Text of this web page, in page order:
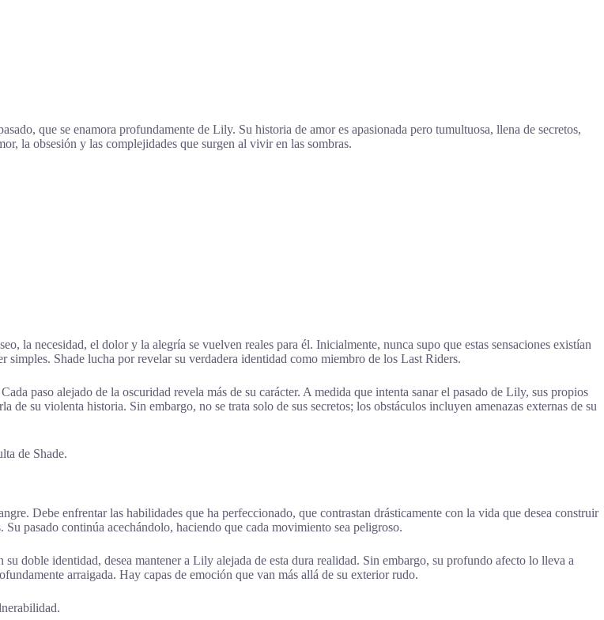
que se enamora profundamente de Lily. Su historia de amor es apasionada pero tumultuosa, llena de secretos,
la obsesión y las complejidades que surgen al vivir en las sombras.
la necesidad, el dolor y la alegría se vuelven reales para él. Inicialmente, nunca supo que estas sensaciones existían
simples. Shade lucha por revelar su verdadera identidad como miembro de los Last Riders.
paso alejado de la oscuridad revela más de su carácter. A medida que intenta sanar el pasado de Lily, sus propios
de su violenta historia. Sin embargo, no se trata solo de sus secretos; los obstáculos incluyen amenazas externas de su
de Shade.
Debe enfrentar las habilidades que ha perfeccionado, que contrastan drásticamente con la vida que desea construir
pasado continúa acechándolo, haciendo que cada movimiento sea peligroso.
doble identidad, desea mantener a Lily alejada de esta dura realidad. Sin embargo, su profundo afecto lo lleva a
arraigada. Hay capas de emoción que van más allá de su exterior rudo.